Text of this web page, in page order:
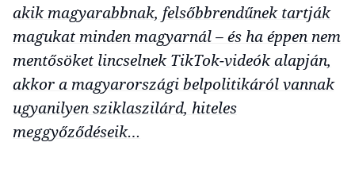
akik magyarabbnak, felsőbbrendűnek tartják
magukat minden magyarnál – és ha éppen nem
mentősöket lincselnek TikTok-videók alapján,
akkor a magyarországi belpolitikáról vannak
ugyanilyen sziklaszilárd, hiteles
meggyőződéseik…